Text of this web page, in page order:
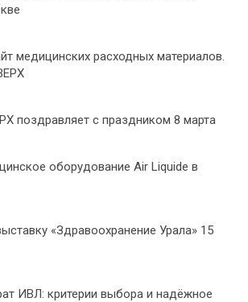
медицинских расходных материалов.
поздравляет с праздником 8 марта
оборудование Air Liquide в
«Здравоохранение Урала» 15
ИВЛ: критерии выбора и надёжное